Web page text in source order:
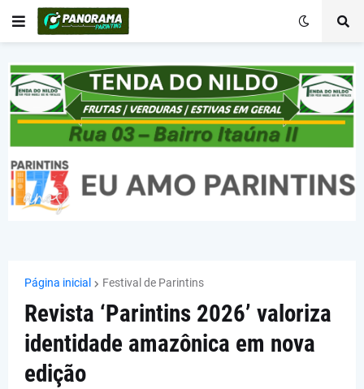
Página inicial Festival de Parintins
Revista ‘Parintins 2026’ valoriza
identidade amazônica em nova
edição